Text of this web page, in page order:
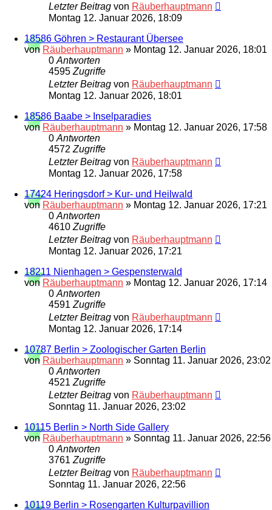
Letzter Beitrag von Räuberhauptmann
Montag 12. Januar 2026, 18:09
18586 Göhren > Restaurant Übersee
von Räuberhauptmann » Montag 12. Januar 2026, 18:01
0 Antworten
4595 Zugriffe
Letzter Beitrag von Räuberhauptmann
Montag 12. Januar 2026, 18:01
18586 Baabe > Inselparadies
von Räuberhauptmann » Montag 12. Januar 2026, 17:58
0 Antworten
4572 Zugriffe
Letzter Beitrag von Räuberhauptmann
Montag 12. Januar 2026, 17:58
17424 Heringsdorf > Kur- und Heilwald
von Räuberhauptmann » Montag 12. Januar 2026, 17:21
0 Antworten
4610 Zugriffe
Letzter Beitrag von Räuberhauptmann
Montag 12. Januar 2026, 17:21
18211 Nienhagen > Gespensterwald
von Räuberhauptmann » Montag 12. Januar 2026, 17:14
0 Antworten
4591 Zugriffe
Letzter Beitrag von Räuberhauptmann
Montag 12. Januar 2026, 17:14
10787 Berlin > Zoologischer Garten Berlin
von Räuberhauptmann » Sonntag 11. Januar 2026, 23:02
0 Antworten
4521 Zugriffe
Letzter Beitrag von Räuberhauptmann
Sonntag 11. Januar 2026, 23:02
10115 Berlin > North Side Gallery
von Räuberhauptmann » Sonntag 11. Januar 2026, 22:56
0 Antworten
3761 Zugriffe
Letzter Beitrag von Räuberhauptmann
Sonntag 11. Januar 2026, 22:56
10119 Berlin > Rosengarten Kulturpavillion